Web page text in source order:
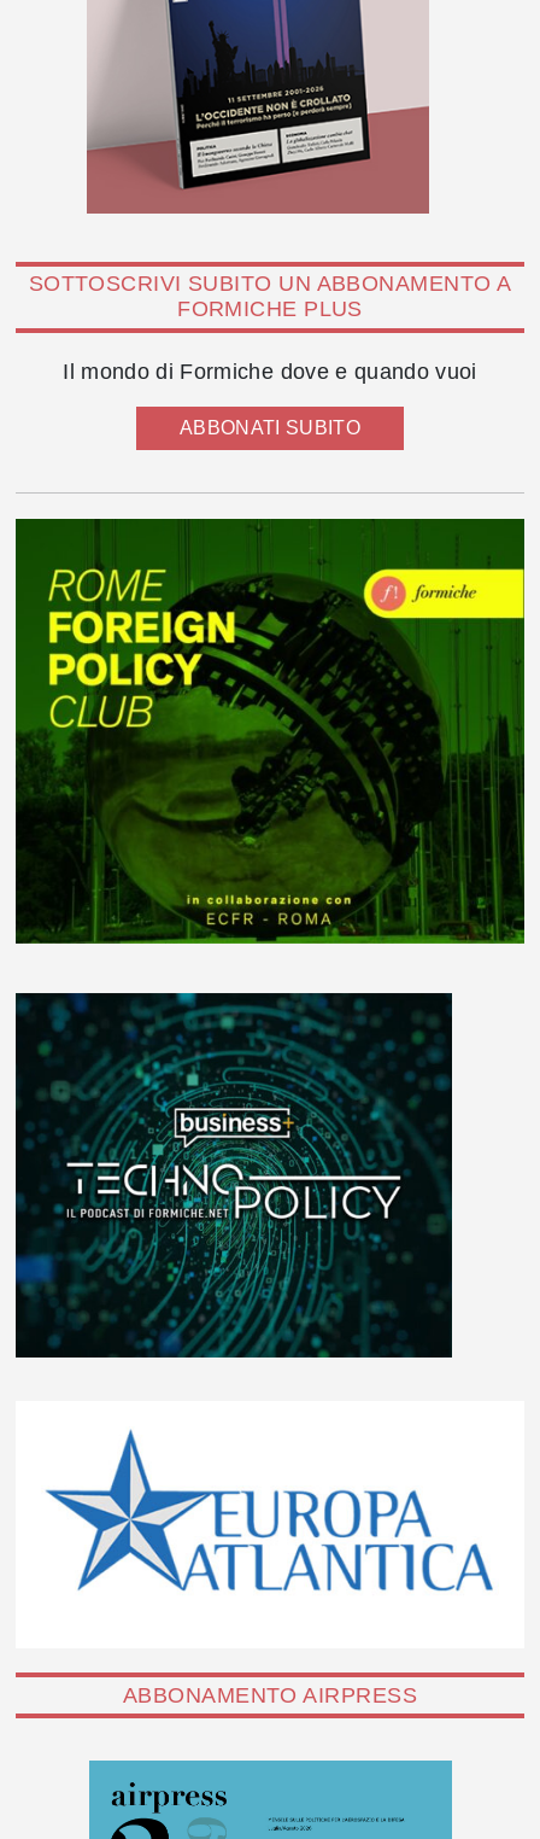
SOTTOSCRIVI SUBITO UN ABBONAMENTO A
FORMICHE PLUS
Il mondo di Formiche dove e quando vuoi
ABBONATI SUBITO
ABBONAMENTO AIRPRESS